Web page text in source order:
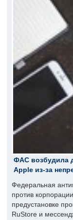
ФАС возбудила
Apple из-за
Федеральная
против
предустановке
RuStore и